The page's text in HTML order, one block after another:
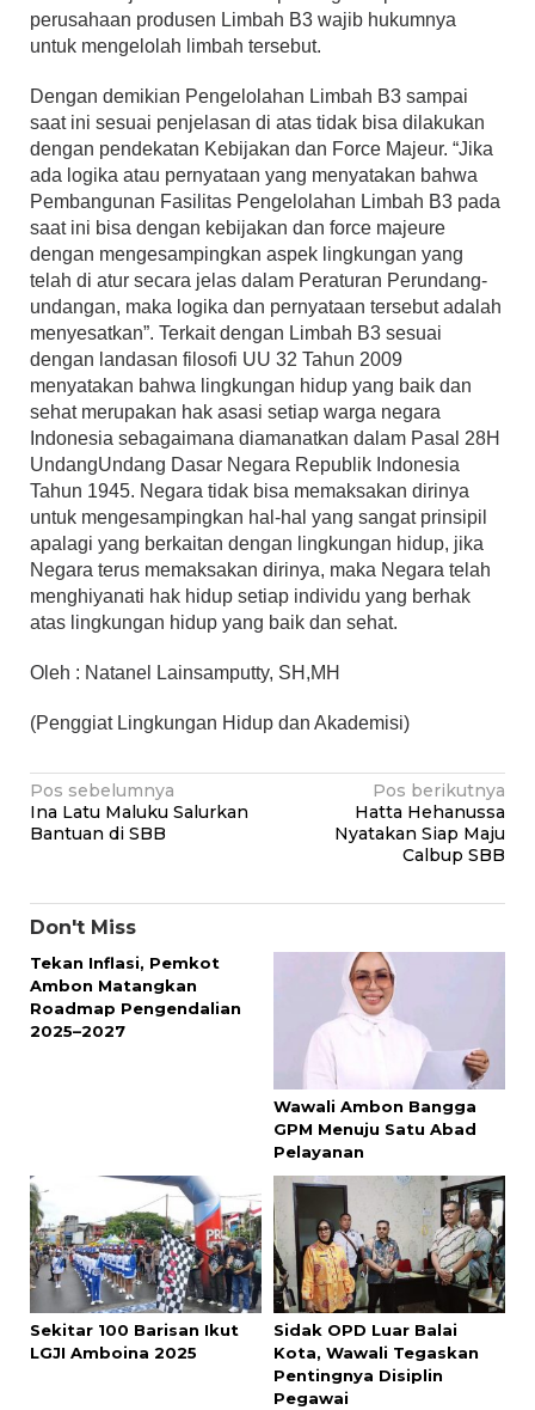
perusahaan produsen Limbah B3 wajib hukumnya
untuk mengelolah limbah tersebut.
Dengan demikian Pengelolahan Limbah B3 sampai
saat ini sesuai penjelasan di atas tidak bisa dilakukan
dengan pendekatan Kebijakan dan Force Majeur. “Jika
ada logika atau pernyataan yang menyatakan bahwa
Pembangunan Fasilitas Pengelolahan Limbah B3 pada
saat ini bisa dengan kebijakan dan force majeure
dengan mengesampingkan aspek lingkungan yang
telah di atur secara jelas dalam Peraturan Perundang-
undangan, maka logika dan pernyataan tersebut adalah
menyesatkan”. Terkait dengan Limbah B3 sesuai
dengan landasan filosofi UU 32 Tahun 2009
menyatakan bahwa lingkungan hidup yang baik dan
sehat merupakan hak asasi setiap warga negara
Indonesia sebagaimana diamanatkan dalam Pasal 28H
UndangUndang Dasar Negara Republik Indonesia
Tahun 1945. Negara tidak bisa memaksakan dirinya
untuk mengesampingkan hal-hal yang sangat prinsipil
apalagi yang berkaitan dengan lingkungan hidup, jika
Negara terus memaksakan dirinya, maka Negara telah
menghiyanati hak hidup setiap individu yang berhak
atas lingkungan hidup yang baik dan sehat.
Oleh : Natanel Lainsamputty, SH,MH
(Penggiat Lingkungan Hidup dan Akademisi)
Navigasi
pos
Pos sebelumnya
Ina Latu Maluku Salurkan
Bantuan di SBB
Pos berikutnya
Hatta Hehanussa
Nyatakan Siap Maju
Calbup SBB
Don't Miss
Tekan Inflasi, Pemkot
Ambon Matangkan
Roadmap Pengendalian
2025–2027
Wawali Ambon Bangga
GPM Menuju Satu Abad
Pelayanan
Sekitar 100 Barisan Ikut
LGJI Amboina 2025
Sidak OPD Luar Balai
Kota, Wawali Tegaskan
Pentingnya Disiplin
Pegawai